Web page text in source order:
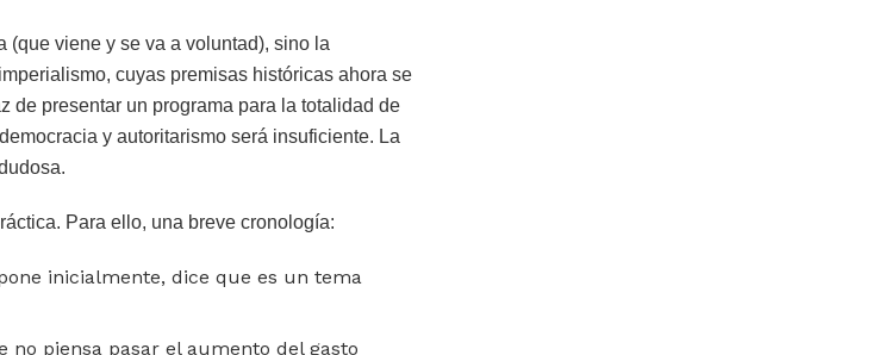
viene y se va a voluntad), sino la
cuyas premisas históricas ahora se
de presentar un programa para la totalidad de
y autoritarismo será insuficiente. La
Para ello, una breve cronología:
inicialmente, dice que es un tema
no piensa pasar el aumento del gasto